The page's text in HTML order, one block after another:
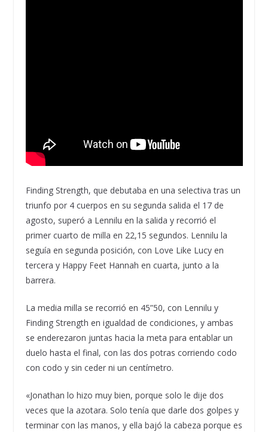
Finding Strength, que debutaba en una selectiva tras un
triunfo por 4 cuerpos en su segunda salida el 17 de
agosto, superó a Lennilu en la salida y recorrió el
primer cuarto de milla en 22,15 segundos. Lennilu la
seguía en segunda posición, con Love Like Lucy en
tercera y Happy Feet Hannah en cuarta, junto a la
barrera.
La media milla se recorrió en 45”50, con Lennilu y
Finding Strength en igualdad de condiciones, y ambas
se enderezaron juntas hacia la meta para entablar un
duelo hasta el final, con las dos potras corriendo codo
con codo y sin ceder ni un centímetro.
«Jonathan lo hizo muy bien, porque solo le dije dos
veces que la azotara. Solo tenía que darle dos golpes y
terminar con las manos, y ella bajó la cabeza porque es